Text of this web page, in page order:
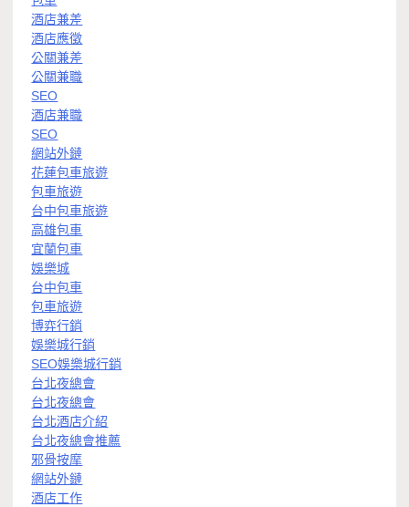
酒店兼差
酒店應徵
公關兼差
公關兼職
SEO
酒店兼職
SEO
網站外鏈
花蓮包車旅遊
包車旅遊
台中包車旅遊
高雄包車
宜蘭包車
娛樂城
台中包車
包車旅遊
博弈行銷
娛樂城行銷
SEO娛樂城行銷
台北夜總會
台北夜總會
台北酒店介紹
台北夜總會推薦
邪骨按摩
網站外鏈
酒店工作